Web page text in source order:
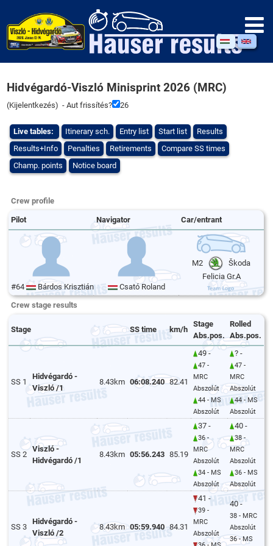
Hidvégardó-Viszló Minisprint 2026 (MRC)
(Kijelentkezés) - Aut frissítés? 26
Live tables: Itinerary sch. Entry list Start list
Results
Results+Info
Penalties Retirements
Compare SS times
Champ. points
Notice board
Crew profile
Pilot Navigator Car/entrant
#64 Bárdos Krisztián Csató Roland
M2
Škoda
Felicia Gr.A
Crew stage results
Stage SS time km/h
Stage
Abs.pos.
Rolled
Abs.pos.
SS 1
Hidvégardó -
Viszló /1
8.43km 06:08.240 82.41
49 -
47 -
MRC
Abszolút
44 - MS
Abszolút
? -
47 -
MRC
Abszolút
44 - MS
Abszolút
SS 2
Viszló -
Hidvégardó /1
8.43km 05:56.243 85.19
37 -
36 -
MRC
Abszolút
34 - MS
Abszolút
40 -
38 -
MRC
Abszolút
36 - MS
Abszolút
SS 3
Hidvégardó -
Viszló /2
8.43km 05:59.940 84.31
41 -
39 -
MRC
Abszolút
40 -
38 - MRC
Abszolút
36 - MS